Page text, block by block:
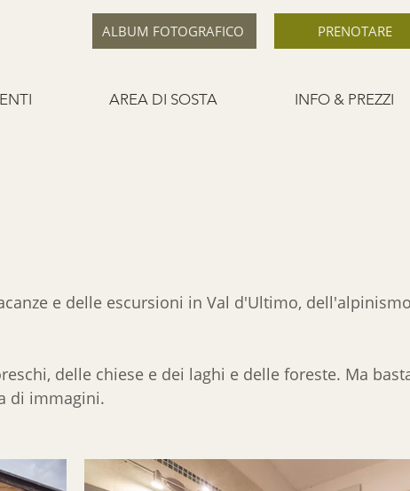
ALBUM FOTOGRAFICO
AREA DI SOSTA INFO & PREZZI
PRENOTARE
e delle escursioni in Val d'Ultimo,
delle chiese e dei laghi e delle foreste. Ma
di immagini.